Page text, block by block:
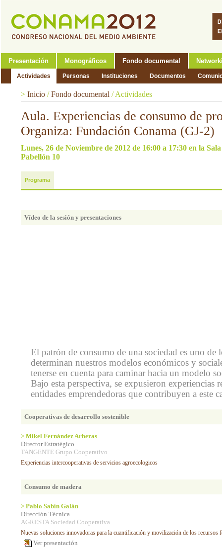
Presentación Monográficos Fondo documental
Actividades Personas Instituciones Documentos
> Inicio /Fondo documental / Actividades
Aula. Experiencias de consumo de
Organiza: Fundación Conama (GJ-2)
Lunes, 26 de Noviembre de 2012 de 16:00 a 17:30 en la
Pabellón 10
Programa
Vídeo de la sesión y presentaciones
El patrón de consumo de una sociedad es uno de
determinan nuestros modelos económicos y
tenerse en cuenta para caminar hacia un modelo
Bajo esta perspectiva, se expusieron experiencias
entidades emprendedoras que contribuyen a este
Cooperativas de desarrollo sostenible
> Mikel Fernández Arberas
Director Estratégico
TANGENTE Grupo Cooperativo
Experiencias intercooperativas de servicios agroecologicos
Consumo de madera
> Pablo Sabín Galán
Dirección Técnica
AGRESTA Sociedad Cooperativa
Nuevas soluciones innovadoras para la cuantificación y movilización de los recursos
Ver presentación